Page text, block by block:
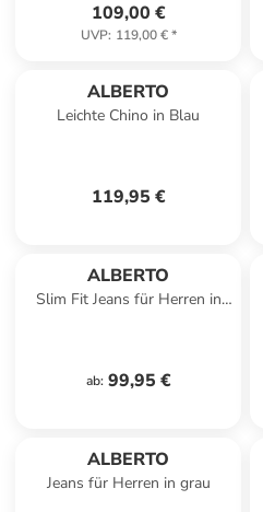
109,00 €
UVP: 119,00 €*
ALBERTO
Leichte Chino in Blau
119,95 €
ALBERTO
Slim Fit Jeans für Herren in
ab: 99,95 €
ALBERTO
Jeans für Herren in grau